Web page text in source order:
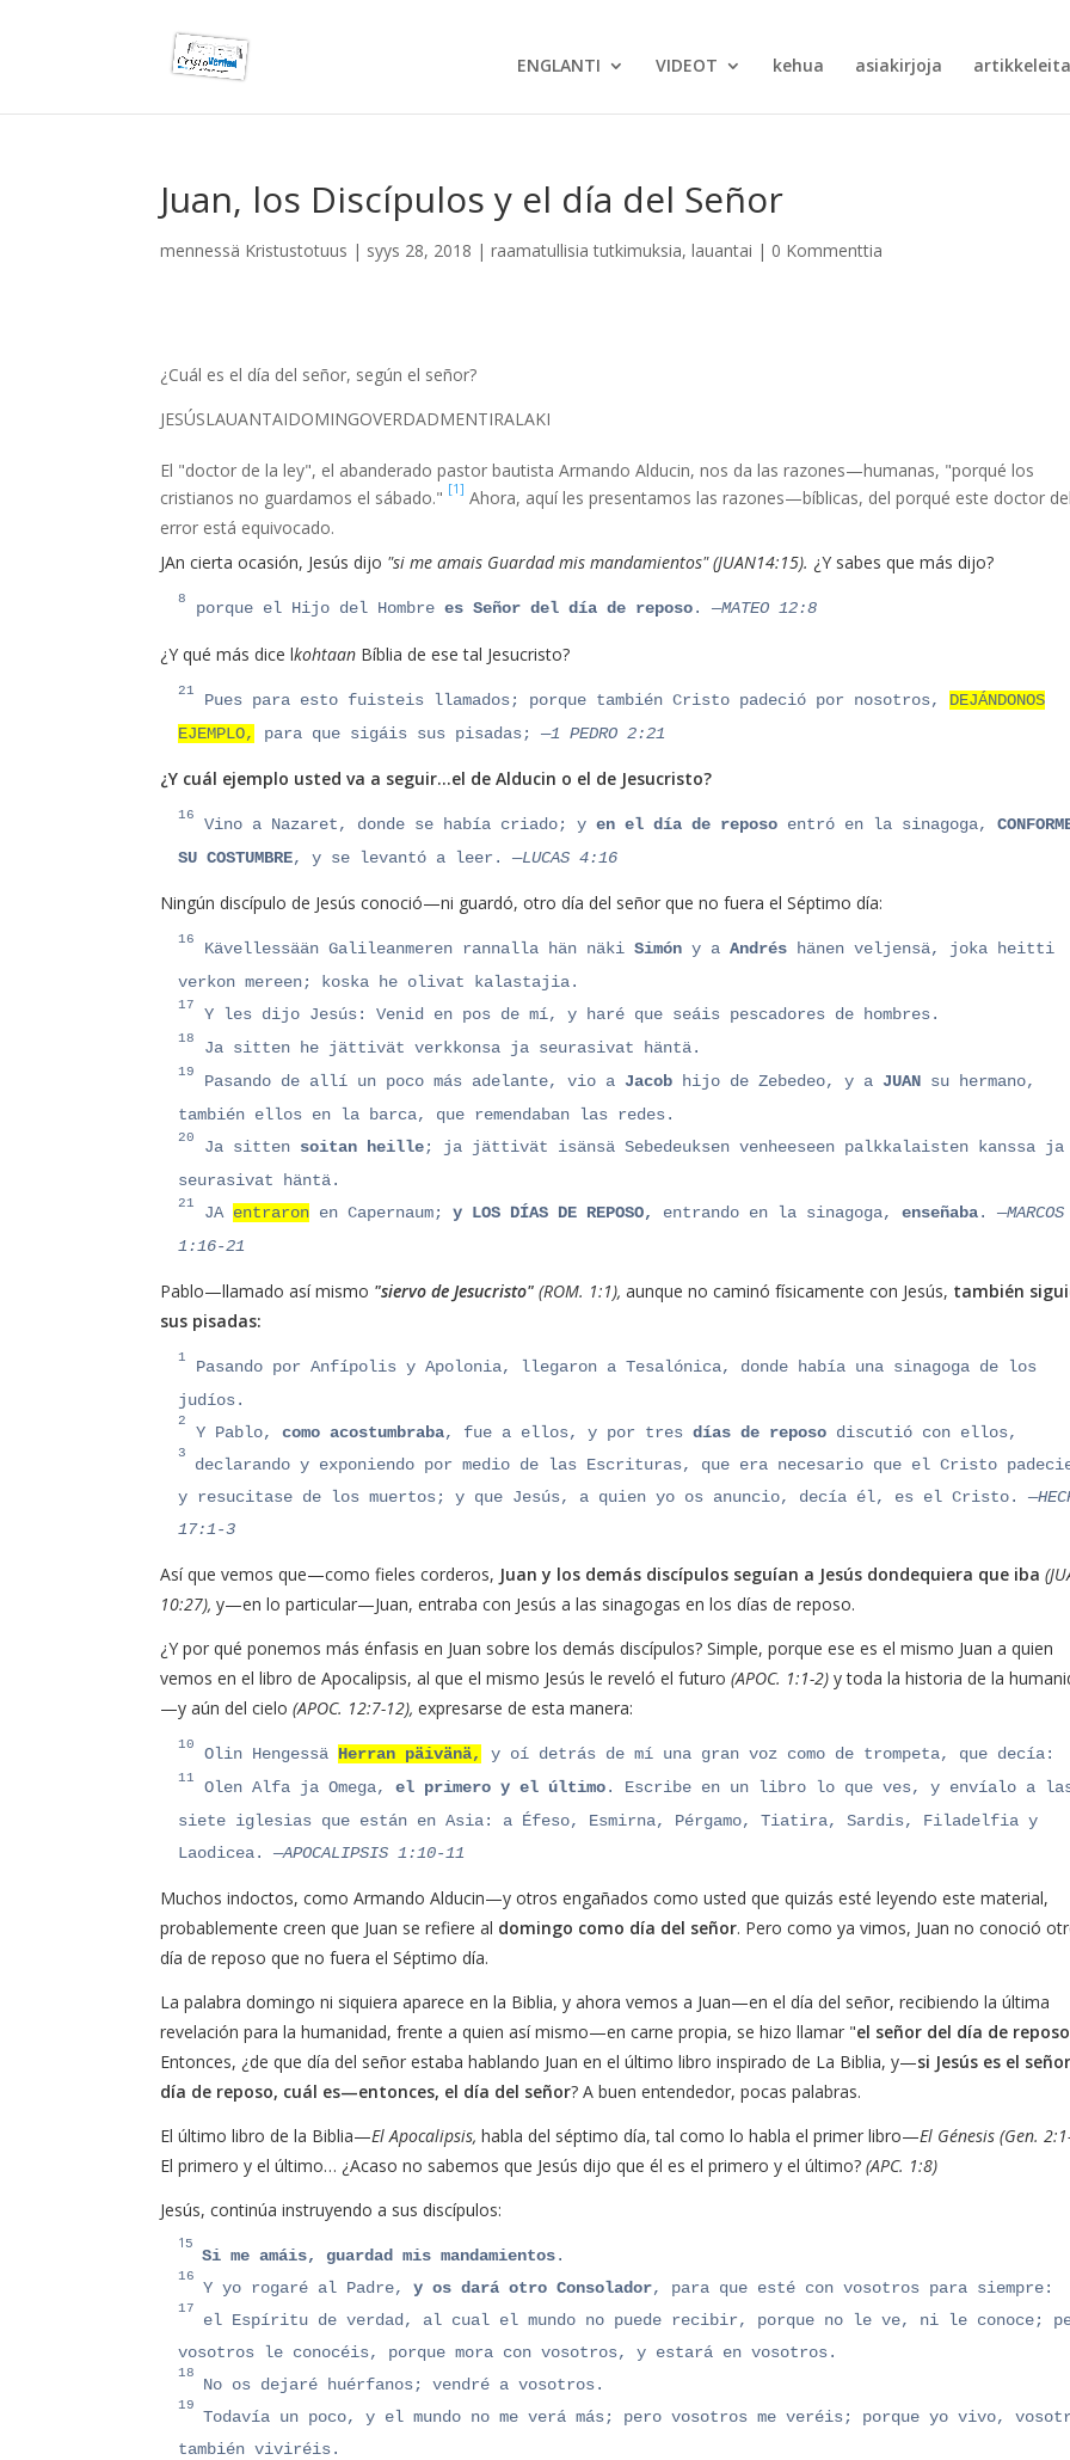
ENGLANTI VIDEOT kehua asiakirjoja
Juan, los Discípulos y el día del Señor
mennessä Kristustotuus | syys 28, 2018 |raamatullisia tutkimuksia,lauantai | 0 Kommenttia
¿Cuál es el día del señor, según el señor?
JESÚSLAUANTAIDOMINGOVERDADMENTIRALAKI
El "doctor de la ley", el abanderado pastor bautista Armando Alducin, nos da las razones—humanas, "porqué los
cristianos no guardamos el sábado." [1] Ahora, aquí les presentamos las razones—bíblicas, del porqué este doctor del
error está equivocado.
JAn cierta ocasión, Jesús dijo "si me amais Guardad mis mandamientos" (JUAN14:15). ¿Y sabes que más dijo?
8 porque el Hijo del Hombrees Señor del día de reposo.—MATEO 12:8
¿Y qué más dice lkohtaan Bíblia de ese tal Jesucristo?
21 Pues para esto fuisteis llamados; porque también Cristo padeció por nosotros, DEJÁNDONOS
EJEMPLO,
para que sigáis sus pisadas;—1 PEDRO 2:21
¿Y cuál ejemplo usted va a seguir…el de Alducin o el de Jesucristo?
16 Vino a Nazaret, donde se había criado; y en el día de reposo entró en la sinagoga,
SU COSTUMBRE, y se levantó a leer.—LUCAS 4:16
Ningún discípulo de Jesús conoció—ni guardó, otro día del señor que no fuera el Séptimo día:
16 Kävellessään Galileanmeren rannalla hän näkiSimóny aAndrés hänen veljensä, joka heitti
verkon mereen; koska he olivat kalastajia.
17 Y les dijo Jesús: Venid en pos de mí, y haré que seáis pescadores de hombres.
18 Ja sitten he jättivät verkkonsa ja seurasivat häntä.
19 Pasando de allí un poco más adelante, vio aJacob hijo de Zebedeo, y aJUAN su hermano,
también ellos en la barca, que remendaban las redes.
20 Ja sitten soitan heille; ja jättivät isänsä Sebedeuksen venheeseen palkkalaisten kanssa ja
seurasivat häntä.
21 JA entraron en Capernaum;y LOS DÍAS DE REPOSO, entrando en la sinagoga,enseñaba.
—MARCOS
1:16‭-‬21
Pablo—llamado así mismo "siervo de Jesucristo" (ROM. 1:1),aunque no caminó físicamente con Jesús, también
sus pisadas:
1
Pasando por Anfípolis y Apolonia, llegaron a Tesalónica, donde había una sinagoga de los
judíos.
2
Y Pablo,como acostumbraba, fue a ellos, y por tresdías de reposo discutió con ellos,
3
declarando y exponiendo por medio de las Escrituras, que era necesario que el Cristo
y resucitase de los muertos; y que Jesús, a quien yo os anuncio, decía él, es el Cristo.
17:1-3
Así que vemos que—como fieles corderos, Juan y los demás discípulos seguían a Jesús dondequiera que iba
10:27), y—en lo particular—Juan, entraba con Jesús a las sinagogas en los días de reposo.
¿Y por qué ponemos más énfasis en Juan sobre los demás discípulos? Simple, porque ese es el mismo Juan a quien
vemos en el libro de Apocalipsis, al que el mismo Jesús le reveló el futuro (APOC. 1:1-2) y toda la historia de la
—y aún del cielo(APOC. 12:7-12), expresarse de esta manera:
10 Olin Hengessä Herran päivänä, y oí detrás de mí una gran voz como de trompeta, que decía:
11 Olen Alfa ja Omega,el primero y el último. Escribe en un libro lo que ves, y envíalo a
siete iglesias que están en Asia: a Éfeso, Esmirna, Pérgamo, Tiatira, Sardis, Filadelfia y
Laodicea.
—APOCALIPSIS 1:10‭-‬11
Muchos indoctos, como Armando Alducin—y otros engañados como usted que quizás esté leyendo este material,
probablemente creen que Juan se refiere al domingo como día del señor. Pero como ya vimos, Juan no conoció
día de reposo que no fuera el Séptimo día.
La palabra domingo ni siquiera aparece en la Biblia, y ahora vemos a Juan—en el día del señor, recibiendo la última
revelación para la humanidad, frente a quien así mismo—en carne propia, se hizo llamar "el señor del día de reposo
Entonces, ¿de que día del señor estaba hablando Juan en el último libro inspirado de La Biblia, y—si Jesús es el
día de reposo, cuál es—entonces, el día del señor? A buen entendedor, pocas palabras.
El último libro de la Biblia—El Apocalipsis, habla del séptimo día, tal como lo habla el primer libro—El Génesis (Gen.
El primero y el último… ¿Acaso no sabemos que Jesús dijo que él es el primero y el último?(APC. 1:8)
Jesús, continúa instruyendo a sus discípulos:
15
Si me amáis, guardad mis mandamientos.
16
Y yo rogaré al Padre,y os dará otro Consolador, para que esté con vosotros para siempre:
17
el Espíritu de verdad, al cual el mundo no puede recibir, porque no le ve, ni le conoce;
vosotros le conocéis, porque mora con vosotros, y estará en vosotros.
18
No os dejaré huérfanos; vendré a vosotros.
19
Todavía un poco, y el mundo no me verá más; pero vosotros me veréis; porque yo vivo,
también viviréis.